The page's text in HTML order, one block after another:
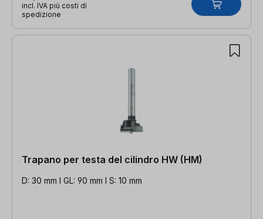
incl. IVA più costi di
spedizione
Trapano per testa del cilindro HW (HM)
D: 30 mm l GL: 90 mm l S: 10 mm